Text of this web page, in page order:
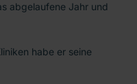
abgelaufene Jahr und
habe er seine